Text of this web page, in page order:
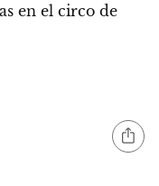
en el circo de